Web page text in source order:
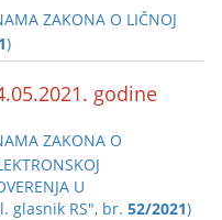
ZAKONA O LIČNOJ
)
godine
ZAKONA O
U
glasnik RS", br.52/2021)